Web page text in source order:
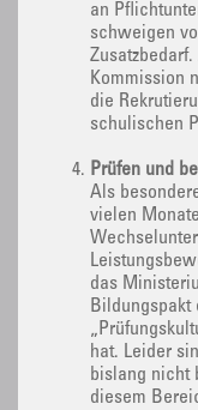
an
schweigen
Kommission
die
schulischen
Prüfen und
Als
vielen
das
Bildungspakt
hat. Leider
bislang nicht
diesem